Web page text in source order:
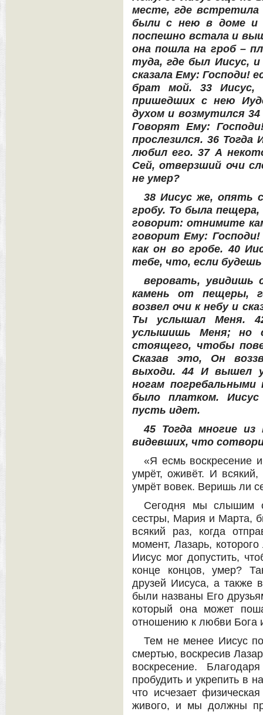
месте, где
были с нею в доме и
поспешно встала и
она пошла на гроб –
туда, где был Иисус,
сказала Ему: Господи!
брат мой. 33 Иисус,
пришедших с нею
духом и возмутился
Говорят Ему:
прослезился. 36
любил его. 37 А
Сей, отверзший очи
не умер?
38 Иисус же, опять
гробу. То была пещера,
говорит: отнимите
говорит Ему:
как он во гробе. 40
тебе, что, если будешь
веровать, увидишь
камень от пещеры,
возвел очи к небу и
Ты услышал Меня.
услышишь Меня; но
стоящего, чтобы
Сказав это, Он
выходи. 44 И вышел
ногам погребальными
было платком.
пусть идет.
45 Тогда многие
видевших, что
«Я есмь воскресение
умрёт, оживёт. И
умрёт вовек. Веришь ли
Сегодня мы слышим
сестры, Мария и Марта,
всякий раз, когда
момент, Лазарь,
Иисус мог допустить,
конце концов, умер?
друзей Иисуса, а также
были названы Его
который она может
отношению к любви Бога
Тем не менее Иисус
смертью, воскресив
воскресение.
пробудить и укрепить в
что исчезает
живого, и мы должны